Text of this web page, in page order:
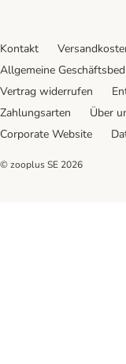
Kontakt
Allgemeine
Vertrag widerrufen
Zahlungsarten
Über
Corporate Website
© zooplus SE 2026